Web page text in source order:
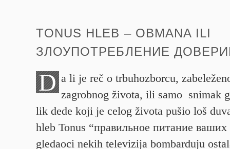
TONUS HLEB – OBMANA ILI
ЗЛОУПОТРЕБЛЕНИЕ
D a li je reč o trbuhozborcu,
zagrobnog života, ili samo snimak
lik dede koji je celog života pušio loš
hleb Tonus “правильное питание
gledaoci nekih televizija bombarduju